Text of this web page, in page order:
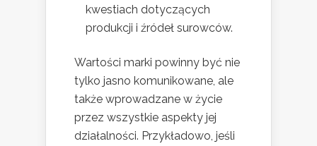
kwestiach dotyczących
produkcji i źródeł surowców.
Wartości marki powinny być nie
tylko jasno komunikowane, ale
także wprowadzane w życie
przez wszystkie aspekty jej
działalności. Przykładowo, jeśli